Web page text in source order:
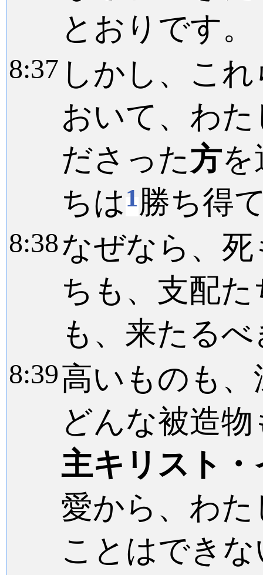
とおりです。
8:37 しかし、こ
おいて、わ
ださった方を
ちは1勝ち得
8:38なぜなら、
ちも、支配
も、来たる
8:39高いものも
どんな被造
主キリスト・
愛から、わ
ことはでき